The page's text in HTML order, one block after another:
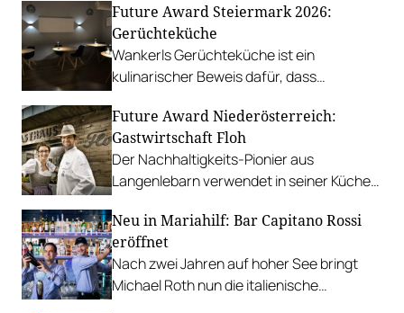
bringen.
Future Award Steiermark 2026:
Gerüchteküche
Wankerls Gerüchteküche ist ein
kulinarischer Beweis dafür, dass
miteinander verbunden sein können.
Future Award Niederösterreich:
Gastwirtschaft Floh
Der Nachhaltigkeits-Pionier aus
Langenlebarn verwendet in seiner Küche
Neu in Mariahilf: Bar Capitano Rossi
eröffnet
Nach zwei Jahren auf hoher See bringt
Michael Roth nun die italienische